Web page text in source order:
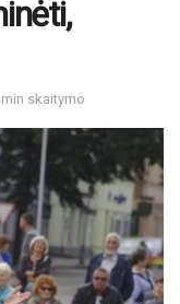
skaitymo